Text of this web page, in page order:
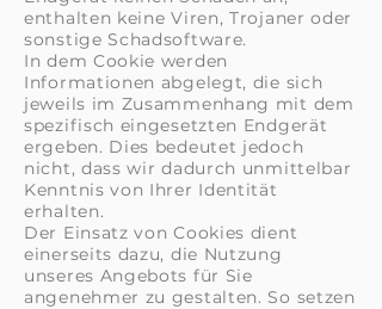
enthalten keine Viren, Trojaner oder
sonstige Schadsoftware.
In dem Cookie werden
Informationen abgelegt, die sich
jeweils im Zusammenhang mit dem
spezifisch eingesetzten Endgerät
ergeben. Dies bedeutet jedoch
nicht, dass wir dadurch unmittelbar
Kenntnis von Ihrer Identität
erhalten.
Der Einsatz von Cookies dient
einerseits dazu, die Nutzung
unseres Angebots für Sie
angenehmer zu gestalten. So setzen